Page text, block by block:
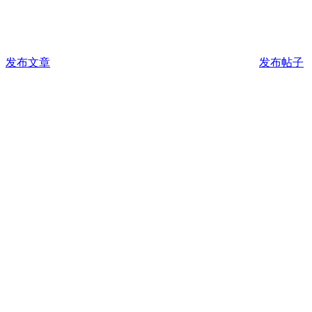
发布文章 发布帖子